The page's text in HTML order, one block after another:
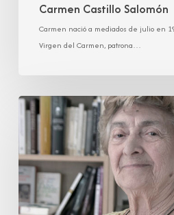
Carmen Castillo Salomón
Carmen nació a mediados de julio en
Virgen del Carmen, patrona…
María
Concepción
Colorado
del
Val